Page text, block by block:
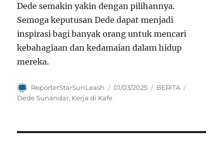
Dede semakin yakin dengan pilihannya.
Semoga keputusan Dede dapat menjadi
inspirasi bagi banyak orang untuk mencari
kebahagiaan dan kedamaian dalam hidup
mereka.
Author
ReporterStarSunLeash
Posted
01/03/2025 Categories
BERITA
Dede Sunandar, Kerja di Kafe